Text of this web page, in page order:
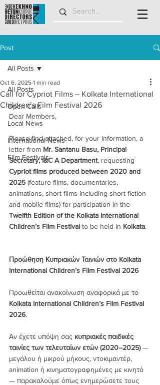
Post
All Posts
Open Calls
Local News
International News
Film Festivals
All Posts
Call for Cypriot Films – Kolkata International
Children’s Film Festival 2026
Oct 6, 2025 1 min read
Dear Members,
Please find attached, for your information, a
letter from Mr. Santanu Basu, Principal
Secretary, I&C A Department, requesting
Cypriot films produced between 2020 and
2025 (feature films, documentaries,
animations, short films including short fiction
and mobile films) for participation in the
Twelfth Edition of the Kolkata International
Children’s Film Festival to be held in Kolkata.
Προώθηση Κυπριακών Ταινιών στο Kolkata
International Children’s Film Festival 2026
Προωθείται ανακοίνωση αναφορικά με το
Kolkata International Children’s Film Festival
2026.
Αν έχετε υπόψη σας κυπριακές παιδικές
ταινίες των τελευταίων ετών (2020–2025) —
μεγάλου ή μικρού μήκους, ντοκιμαντέρ,
animation ή κινηματογραφημένες με κινητό
— παρακαλούμε όπως ενημερώσετε τους